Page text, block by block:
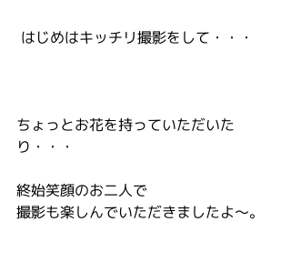
はじめはキッチリ撮影をして・・・
ちょっとお花を持っていただいた
り・・・
終始笑顔のお二人で
撮影も楽しんでいただきましたよ～。